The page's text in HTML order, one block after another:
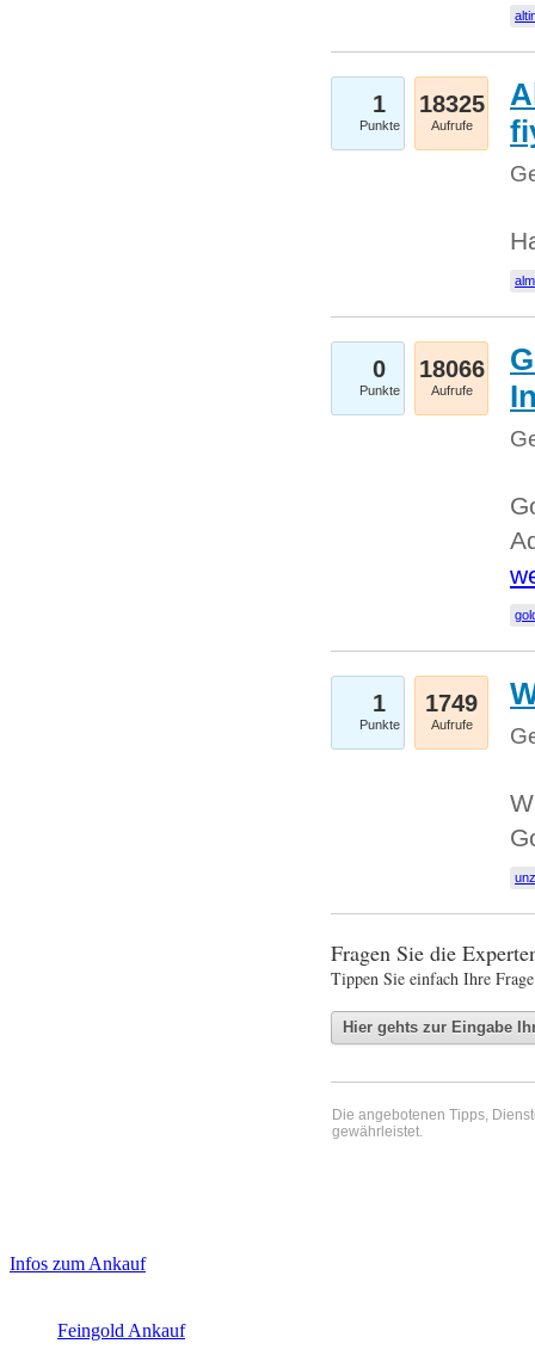
1
Punkte
18325
Aufrufe
0
Punkte
18066
Aufrufe
1
Punkte
1749
Aufrufe
Fragen Sie die
Tippen Sie einfach Ihre
Die angebotenen Tipps,
gewährleistet.
Sidebar
Infos zum Ankauf
Feingold Ankauf